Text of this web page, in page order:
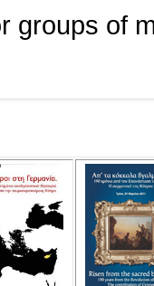
groups of